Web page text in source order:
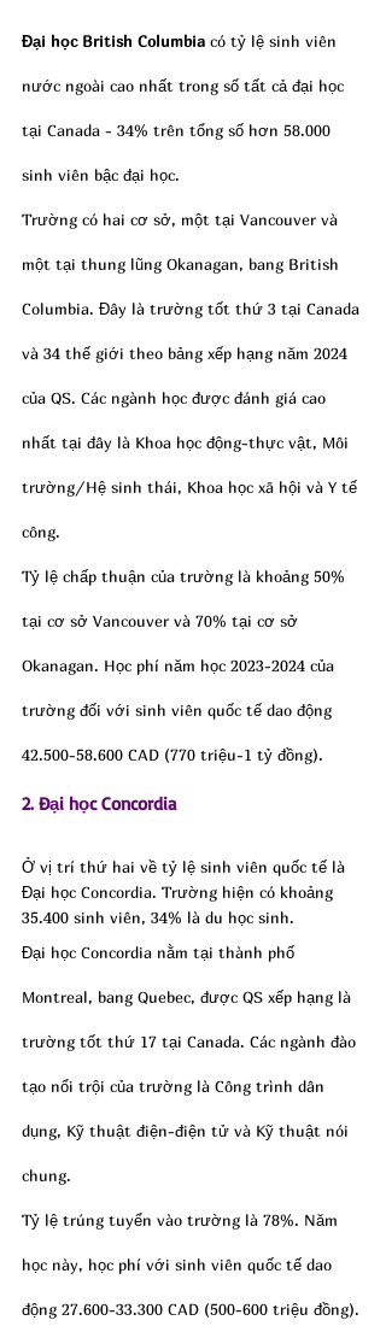
Đại học British Columbia có tỷ lệ sinh viên
nước ngoài cao nhất trong số tất cả đại học
tại Canada - 34% trên tổng số hơn 58.000
sinh viên bậc đại học.
Trường có hai cơ sở, một tại Vancouver và
một tại thung lũng Okanagan, bang British
Columbia. Đây là trường tốt thứ 3 tại Canada
và 34 thế giới theo bảng xếp hạng năm 2024
của QS. Các ngành học được đánh giá cao
nhất tại đây là Khoa học động-thực vật, Môi
trường/Hệ sinh thái, Khoa học xã hội và Y tế
công.
Tỷ lệ chấp thuận của trường là khoảng 50%
tại cơ sở Vancouver và 70% tại cơ sở
Okanagan. Học phí năm học 2023-2024 của
trường đối với sinh viên quốc tế dao động
42.500-58.600 CAD (770 triệu-1 tỷ đồng).
2. Đại học Concordia
Ở vị trí thứ hai về tỷ lệ sinh viên quốc tế là
Đại học Concordia. Trường hiện có khoảng
35.400 sinh viên, 34% là du học sinh.
Đại học Concordia nằm tại thành phố
Montreal, bang Quebec, được QS xếp hạng là
trường tốt thứ 17 tại Canada. Các ngành đào
tạo nổi trội của trường là Công trình dân
dụng, Kỹ thuật điện-điện tử và Kỹ thuật nói
chung.
Tỷ lệ trúng tuyển vào trường là 78%. Năm
học này, học phí với sinh viên quốc tế dao
động 27.600-33.300 CAD (500-600 triệu đồng).